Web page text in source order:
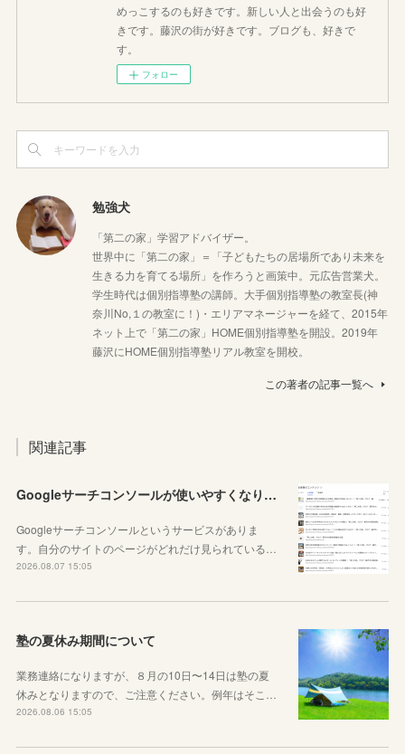
めっこするのも好きです。新しい人と出会うのも好
きです。藤沢の街が好きです。ブログも、好きで
す。
フォロー
勉強犬
「第二の家」学習アドバイザー。
世界中に「第二の家」＝「子どもたちの居場所であり未来を
生きる力を育てる場所」を作ろうと画策中。元広告営業犬。
学生時代は個別指導塾の講師。大手個別指導塾の教室長(神
奈川No,１の教室に！)・エリアマネージャーを経て、2015年
ネット上で「第二の家」HOME個別指導塾を開設。2019年
藤沢にHOME個別指導塾リアル教室を開校。
この著者の記事一覧へ
関連記事
Googleサーチコンソールが使いやすくなりました！YouTubeも見れるように！
Googleサーチコンソールというサービスがありま
す。自分のサイトのページがどれだけ見られている…
2026.08.07 15:05
塾の夏休み期間について
業務連絡になりますが、８月の10日〜14日は塾の夏
休みとなりますので、ご注意ください。例年はそこ…
2026.08.06 15:05